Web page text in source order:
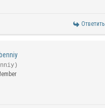
Ответить